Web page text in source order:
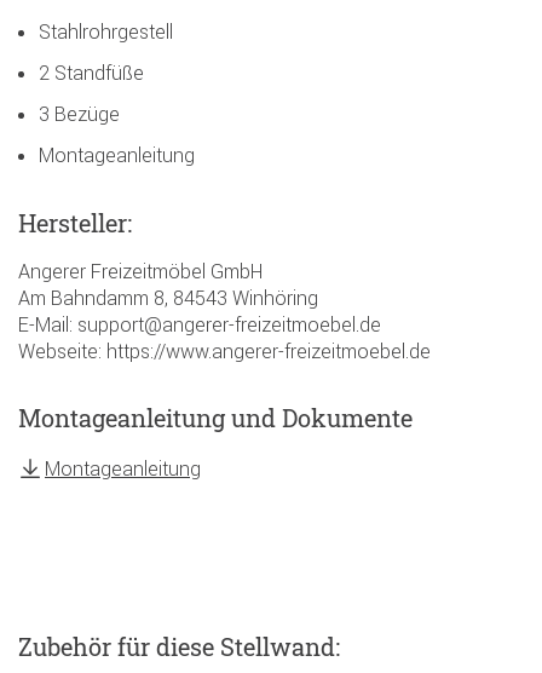
Stahlrohrgestell
2 Standfüße
3 Bezüge
Montageanleitung
Hersteller:
Angerer Freizeitmöbel GmbH
Am Bahndamm 8, 84543 Winhöring
E-Mail: support@angerer-freizeitmoebel.de
Webseite: https://www.angerer-freizeitmoebel.de
Montageanleitung und Dokumente
Montageanleitung
Zubehörfür diese Stellwand: